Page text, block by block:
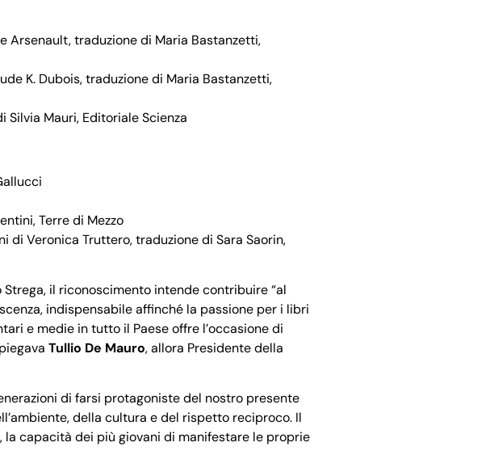
Arsenault, traduzione di Maria Bastanzetti,
K. Dubois, traduzione di Maria Bastanzetti,
Silvia Mauri, Editoriale Scienza
Terre di Mezzo
di Veronica Truttero, traduzione di Sara Saorin,
il riconoscimento intende contribuire “al
indispensabile affinché la passione per i libri
e medie in tutto il Paese offre l’occasione di
Tullio De Mauro, allora Presidente della
di farsi protagoniste del nostro presente
della cultura e del rispetto reciproco. Il
la capacità dei più giovani di manifestare le proprie